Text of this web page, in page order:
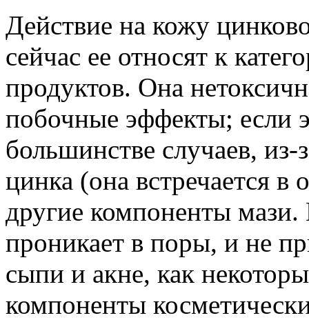
Действие на кожу
сейчас ее относят к
продуктов. Она
побочные эффекты; если
большинстве случаев,
цинка (она встречается в
другие компоненты
проникает в поры, и не
сыпи и акне, как
компоненты